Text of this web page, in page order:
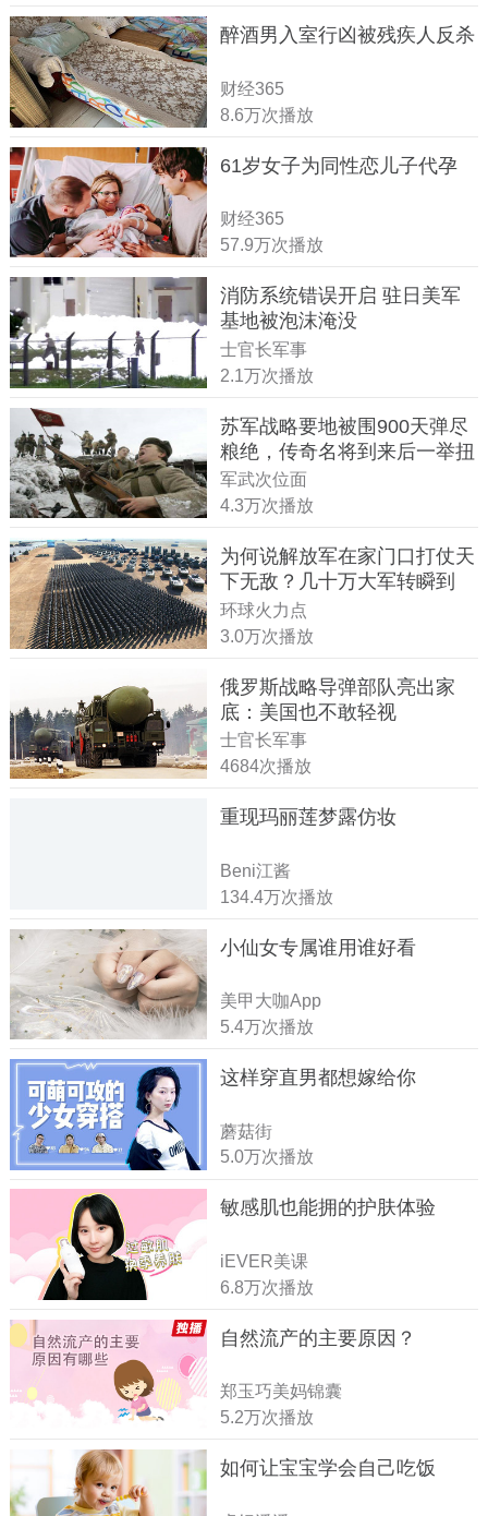
醉酒男入室行凶被残疾人反杀
财经365
8.6万次播放
61岁女子为同性恋儿子代孕
财经365
57.9万次播放
消防系统错误开启 驻日美军
基地被泡沫淹没
士官长军事
2.1万次播放
苏军战略要地被围900天弹尽
粮绝，传奇名将到来后一举扭
转战局
军武次位面
4.3万次播放
为何说解放军在家门口打仗天
下无敌？几十万大军转瞬到
达！
环球火力点
3.0万次播放
俄罗斯战略导弹部队亮出家
底：美国也不敢轻视
士官长军事
4684次播放
重现玛丽莲梦露仿妆
Beni江酱
134.4万次播放
小仙女专属谁用谁好看
美甲大咖App
5.4万次播放
这样穿直男都想嫁给你
蘑菇街
5.0万次播放
敏感肌也能拥的护肤体验
iEVER美课
6.8万次播放
自然流产的主要原因？
郑玉巧美妈锦囊
5.2万次播放
如何让宝宝学会自己吃饭